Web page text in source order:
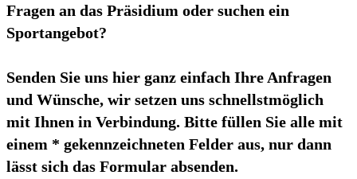
Fragen an das Präsidium oder suchen ein
Sportangebot?
Senden Sie uns hier ganz einfach Ihre Anfragen
und Wünsche, wir setzen uns schnellstmöglich
mit Ihnen in Verbindung. Bitte füllen Sie alle mit
einem * gekennzeichneten Felder aus, nur dann
lässt sich das Formular absenden.